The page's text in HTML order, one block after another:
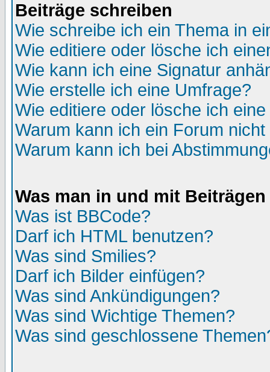
Beiträge schreiben
Wie schreibe ich ein Thema in
Wie editiere oder lösche ich
Wie kann ich eine Signatur
Wie erstelle ich eine Umfrage?
Wie editiere oder lösche ich
Warum kann ich ein Forum
Warum kann ich bei
Was man in und mit
Was ist BBCode?
Darf ich HTML benutzen?
Was sind Smilies?
Darf ich Bilder einfügen?
Was sind Ankündigungen?
Was sind Wichtige Themen?
Was sind geschlossene